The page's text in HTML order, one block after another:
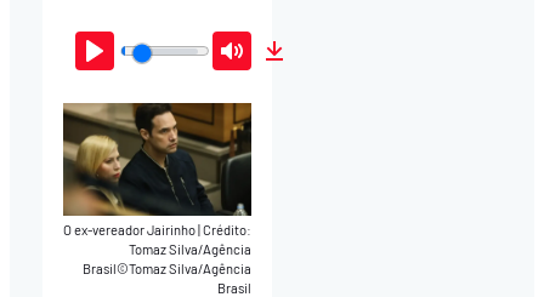
Play Mute
O ex-vereador Jairinho|Crédito:
Tomaz Silva/Agência
Brasil©Tomaz Silva/Agência
Brasil